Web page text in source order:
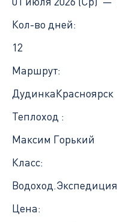
Кол-во дней:
12
Маршрут:
ДудинкаКрасноярск
Теплоход :
Максим Горький
Класс:
Водоход.Экспедиция
Цена: